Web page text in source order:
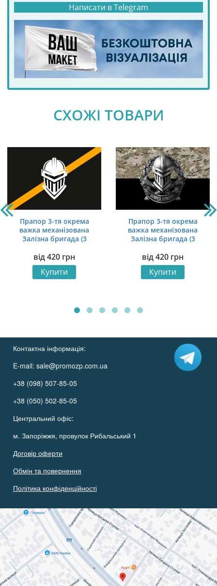
Написати в Telegram
СХОЖІ ТОВАРИ
Прапор 3-тя окрема
важка механізована
Залізна бригада (3
офіційний
від420 грн
Купити
Прапор 3-тя окрема
важка механізована
Залізна бригада (3
камуфляж-чорний
від420 грн
Купити
Контактна інформація:
E-mail: sale@promozp.com.ua
+38 (098) 507-85-05
+38 (050) 502-85-05
Центральний офіс:
м. Запоріжжя, провулок Рибальський 1
Договір оферти
Обмін та повернення
Політика конфіденційності